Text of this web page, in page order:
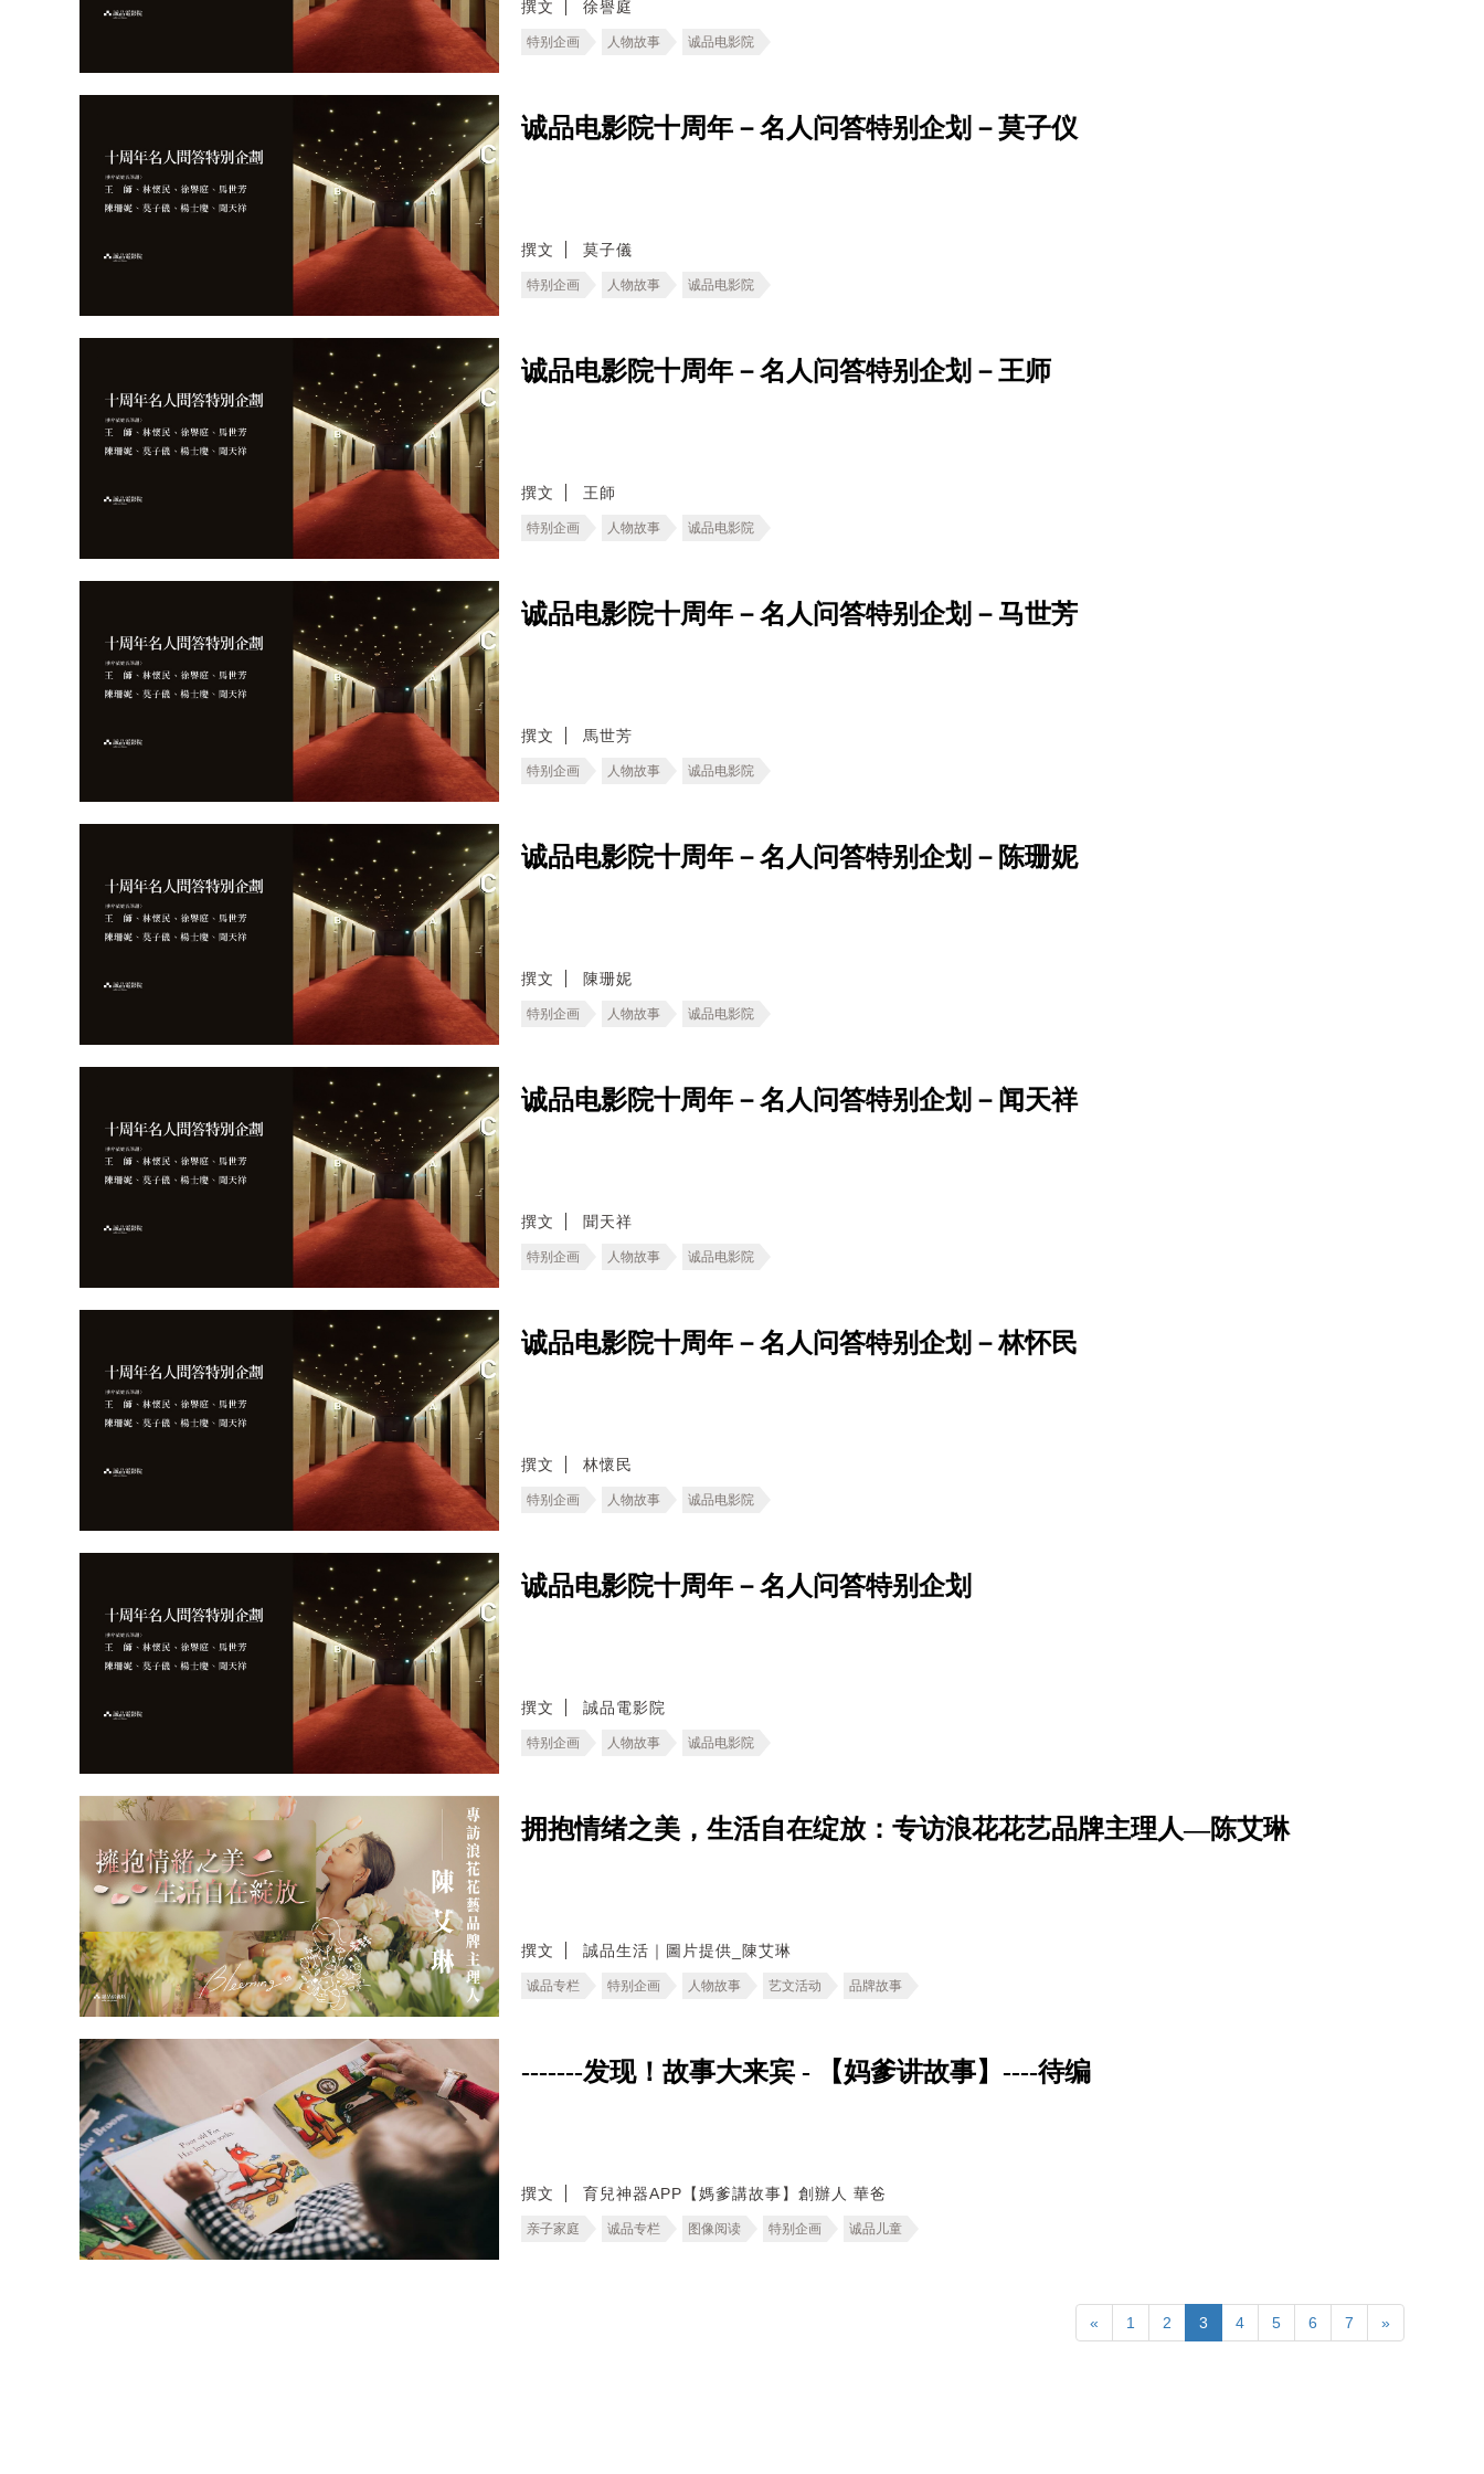
撰文 徐譽庭
特别企画 人物故事 诚品电影院
诚品电影院十周年－名人问答特别企划－莫子仪
撰文 莫子儀
特别企画 人物故事 诚品电影院
诚品电影院十周年－名人问答特别企划－王师
撰文 王師
特别企画 人物故事 诚品电影院
诚品电影院十周年－名人问答特别企划－马世芳
撰文 馬世芳
特别企画 人物故事 诚品电影院
诚品电影院十周年－名人问答特别企划－陈珊妮
撰文 陳珊妮
特别企画 人物故事 诚品电影院
诚品电影院十周年－名人问答特别企划－闻天祥
撰文 聞天祥
特别企画 人物故事 诚品电影院
诚品电影院十周年－名人问答特别企划－林怀民
撰文 林懷民
特别企画 人物故事 诚品电影院
诚品电影院十周年－名人问答特别企划
撰文 誠品電影院
特别企画 人物故事 诚品电影院
拥抱情绪之美，生活自在绽放：专访浪花花艺品牌主理人—陈艾琳
撰文 誠品生活｜圖片提供_陳艾琳
诚品专栏 特别企画 人物故事 艺文活动 品牌故事
-------发现！故事大来宾 - 【妈爹讲故事】----待编
撰文 育兒神器APP【媽爹講故事】創辦人 華爸
亲子家庭 诚品专栏 图像阅读 特别企画 诚品儿童
« 1 2 3 4 5 6 7 »